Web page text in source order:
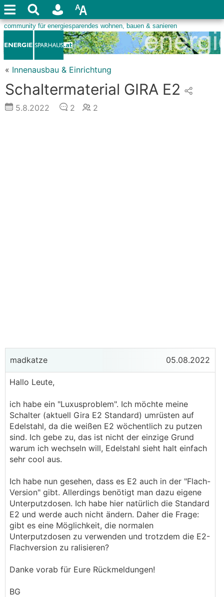
« Innenausbau & Einrichtung
Schaltermaterial GIRA E2
5.8.2022 2 2
madkatze 05.08.2022
Hallo Leute,
ich habe ein "Luxusproblem". Ich möchte meine
Schalter (aktuell Gira E2 Standard) umrüsten auf
Edelstahl, da die weißen E2 wöchentlich zu putzen
sind. Ich gebe zu, das ist nicht der einzige Grund
warum ich wechseln will, Edelstahl sieht halt einfach
sehr cool aus.
Ich habe nun gesehen, dass es E2 auch in der "Flach-
Version" gibt. Allerdings benötigt man dazu eigene
Unterputzdosen. Ich habe hier natürlich die Standard
E2 und werde auch nicht ändern. Daher die Frage:
gibt es eine Möglichkeit, die normalen
Unterputzdosen zu verwenden und trotzdem die E2-
Flachversion zu ralisieren?
Danke vorab für Eure Rückmeldungen!
BG